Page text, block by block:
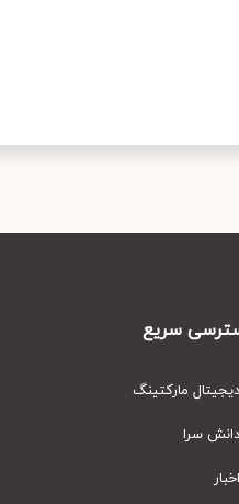
سریع
مارکتینگ
سرا